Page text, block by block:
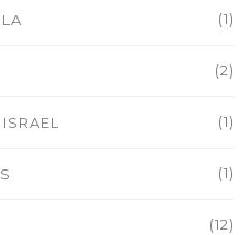
(1)
(2)
(1)
(1)
(12)